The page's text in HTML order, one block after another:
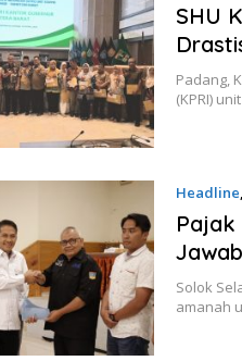
SHU
Padang,
(KPRI)
Headline,
Pajak
Solok
amanah